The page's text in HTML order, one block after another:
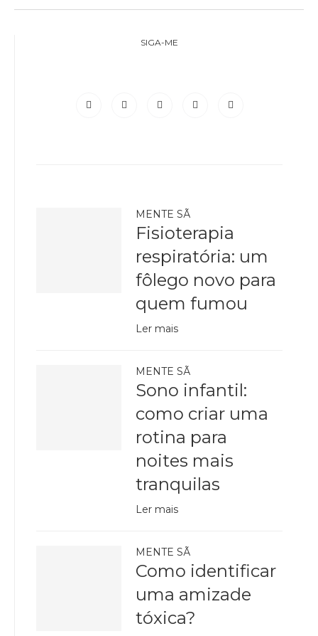
SIGA-ME
MENTE SÃ
Fisioterapia
respiratória: um
fôlego novo para
quem fumou
Ler mais
MENTE SÃ
Sono infantil:
como criar uma
rotina para
noites mais
tranquilas
Ler mais
MENTE SÃ
Como identificar
uma amizade
tóxica?